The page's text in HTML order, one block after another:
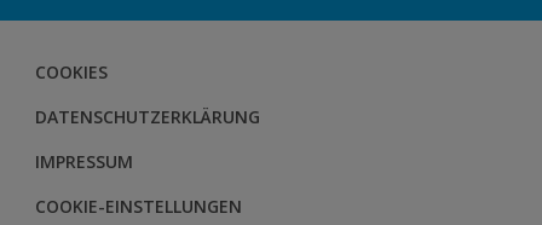
BODENSYSTEM
FARBBERATUNG
HERBOL NACHRICHTEN
HERBOL WERBEMITTELSHOP
SCHULUNGEN
COOKIES
DATENSCHUTZERKLÄRUNG
IMPRESSUM
COOKIE-EINSTELLUNGEN